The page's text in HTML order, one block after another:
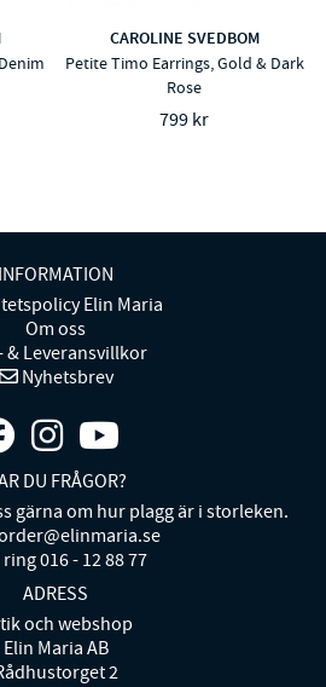
CAROLINE SVEDBOM
Petite Timo Earrings, Gold & Dark
Rose
799 kr
INFORMATION
Elin Maria
Om oss
& Leveransvillkor
Nyhetsbrev
DU FRÅGOR?
gärna om hur plagg är i storleken.
016 - 12 88 77
ADRESS
och webshop
Elin Maria AB
2